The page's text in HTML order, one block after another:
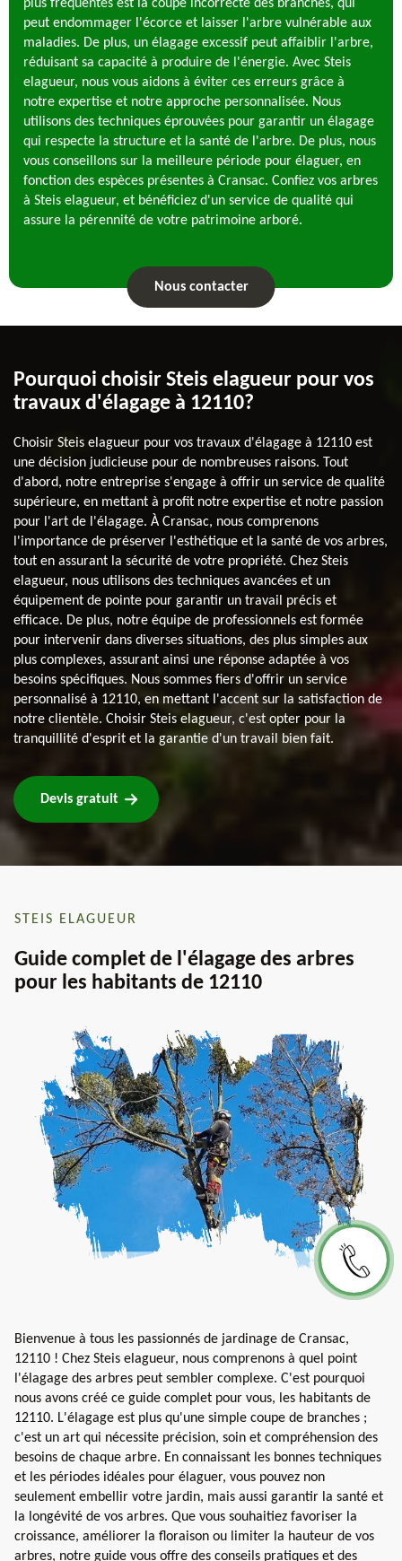
plus fréquentes est la coupe incorrecte des branches, qui
peut endommager l'écorce et laisser l'arbre vulnérable aux
maladies. De plus, un élagage excessif peut affaiblir l'arbre,
réduisant sa capacité à produire de l'énergie. Avec Steis
elagueur, nous vous aidons à éviter ces erreurs grâce à
notre expertise et notre approche personnalisée. Nous
utilisons des techniques éprouvées pour garantir un élagage
qui respecte la structure et la santé de l'arbre. De plus, nous
vous conseillons sur la meilleure période pour élaguer, en
fonction des espèces présentes à Cransac. Confiez vos arbres
à Steis elagueur, et bénéficiez d'un service de qualité qui
assure la pérennité de votre patrimoine arboré.
Nous contacter
Pourquoi choisir Steis elagueur pour vos
travaux d'élagage à 12110?
Choisir Steis elagueur pour vos travaux d'élagage à 12110 est
une décision judicieuse pour de nombreuses raisons. Tout
d'abord, notre entreprise s'engage à offrir un service de qualité
supérieure, en mettant à profit notre expertise et notre passion
pour l'art de l'élagage. À Cransac, nous comprenons
l'importance de préserver l'esthétique et la santé de vos arbres,
tout en assurant la sécurité de votre propriété. Chez Steis
elagueur, nous utilisons des techniques avancées et un
équipement de pointe pour garantir un travail précis et
efficace. De plus, notre équipe de professionnels est formée
pour intervenir dans diverses situations, des plus simples aux
plus complexes, assurant ainsi une réponse adaptée à vos
besoins spécifiques. Nous sommes fiers d'offrir un service
personnalisé à 12110, en mettant l'accent sur la satisfaction de
notre clientèle. Choisir Steis elagueur, c'est opter pour la
tranquillité d'esprit et la garantie d'un travail bien fait.
Devis gratuit
STEIS ELAGUEUR
Guide complet de l'élagage des arbres
pour les habitants de 12110
Bienvenue à tous les passionnés de jardinage de Cransac,
12110 ! Chez Steis elagueur, nous comprenons à quel point
l'élagage des arbres peut sembler complexe. C'est pourquoi
nous avons créé ce guide complet pour vous, les habitants de
12110. L'élagage est plus qu'une simple coupe de branches ;
c'est un art qui nécessite précision, soin et compréhension des
besoins de chaque arbre. En connaissant les bonnes techniques
et les périodes idéales pour élaguer, vous pouvez non
seulement embellir votre jardin, mais aussi garantir la santé et
la longévité de vos arbres. Que vous souhaitiez favoriser la
croissance, améliorer la floraison ou limiter la hauteur de vos
arbres, notre guide vous offre des conseils pratiques et des